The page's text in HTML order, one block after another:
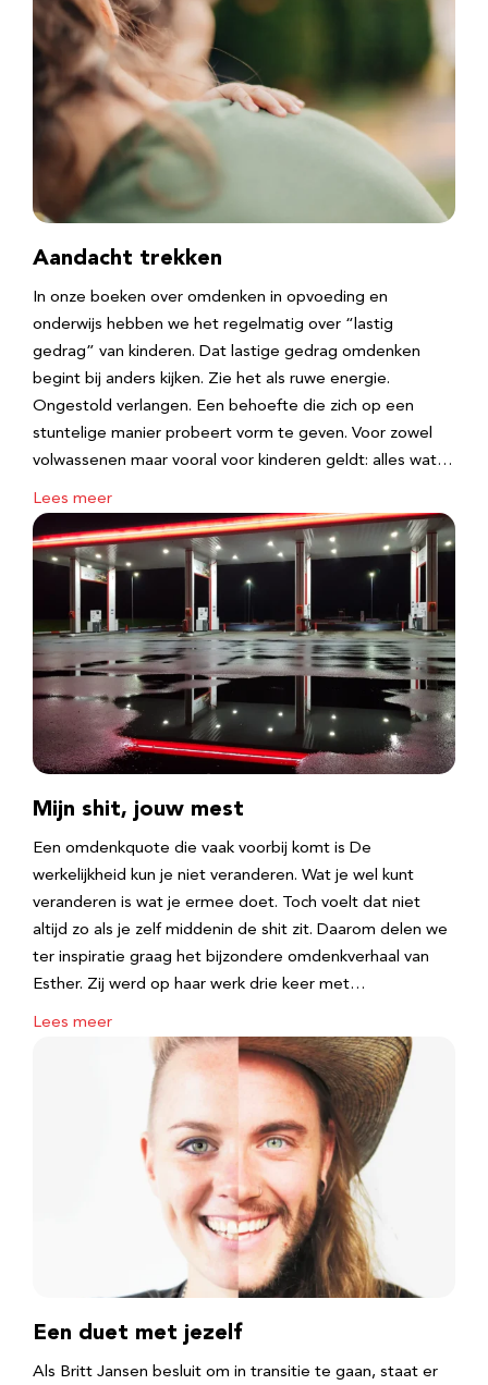
Aandacht trekken
In onze boeken over omdenken in opvoeding en
onderwijs hebben we het regelmatig over “lastig
gedrag” van kinderen. Dat lastige gedrag omdenken
begint bij anders kijken. Zie het als ruwe energie.
Ongestold verlangen. Een behoefte die zich op een
stuntelige manier probeert vorm te geven. Voor zowel
volwassenen maar vooral voor kinderen geldt: alles wat…
Lees meer
Mijn shit, jouw mest
Een omdenkquote die vaak voorbij komt is De
werkelijkheid kun je niet veranderen. Wat je wel kunt
veranderen is wat je ermee doet. Toch voelt dat niet
altijd zo als je zelf middenin de shit zit. Daarom delen we
ter inspiratie graag het bijzondere omdenkverhaal van
Esther. Zij werd op haar werk drie keer met…
Lees meer
Een duet met jezelf
Als Britt Jansen besluit om in transitie te gaan, staat er